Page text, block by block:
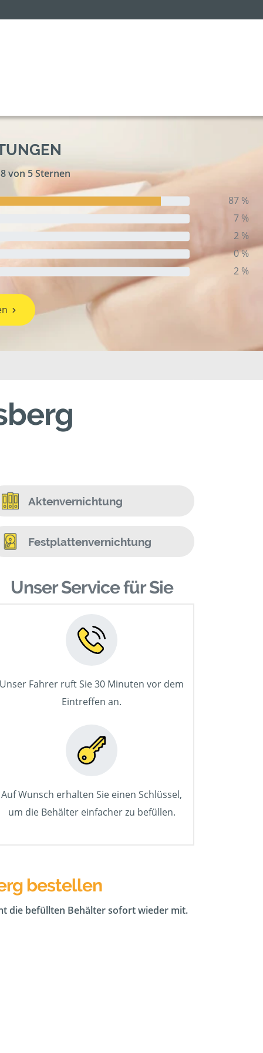
von 5 Sternen
87 %
7 %
2 %
0 %
2 %
Aktenvernichtung
Festplattenvernichtung
Unser Service für Sie
Unser Fahrer ruft Sie 30 Minuten vor dem
Eintreffen an.
Auf Wunsch erhalten Sie einen Schlüssel,
um die Behälter einfacher zu befüllen.
bestellen
die befüllten Behälter sofort wieder mit.